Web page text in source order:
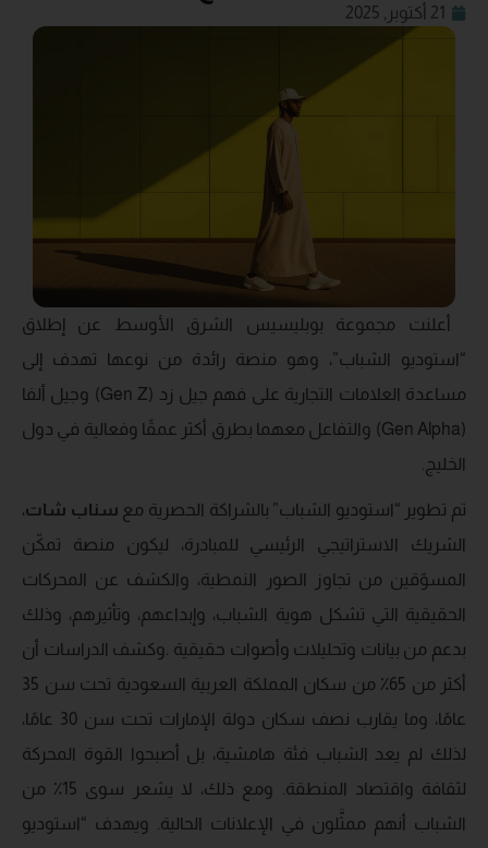
21 أكتوبر, 2025
أعلنت مجموعة بوبليسيس الشرق الأوسط عن إطلاق
“استوديو الشباب”، وهو منصة رائدة من نوعها تهدف إلى
مساعدة العلامات التجارية على فهم جيل زد (Gen Z) وجيل ألفا
(Gen Alpha) والتفاعل معهما بطرق أكثر عمقًا وفعالية في دول
الخليج.
تم تطوير “استوديو الشباب” بالشراكة الحصرية مع سناب شات،
الشريك الاستراتيجي الرئيسي للمبادرة، ليكون منصة تمكّن
المسوّقين من تجاوز الصور النمطية، والكشف عن المحركات
الحقيقية التي تشكل هوية الشباب، وإبداعهم، وتأثيرهم، وذلك
بدعم من بيانات وتحليلات وأصوات حقيقية .وكشف الدراسات أن
أكثر من 65٪ من سكان المملكة العربية السعودية تحت سن 35
عامًا، وما يقارب نصف سكان دولة الإمارات تحت سن 30 عامًا،
لذلك لم يعد الشباب فئة هامشية، بل أصبحوا القوة المحركة
لثقافة واقتصاد المنطقة. ومع ذلك، لا يشعر سوى 15٪ من
الشباب أنهم ممثَّلون في الإعلانات الحالية. ويهدف “استوديو